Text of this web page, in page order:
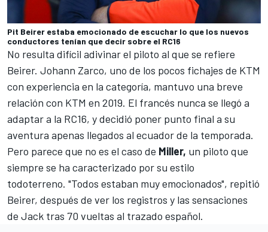
Pit Beirer estaba emocionado de escuchar lo que los nuevos
conductores tenían que decir sobre el RC16
No resulta difícil adivinar el piloto al que se refiere
Beirer. Johann Zarco, uno de los pocos fichajes de KTM
con experiencia en la categoría, mantuvo una breve
relación con KTM en 2019. El francés nunca se llegó a
adaptar a la RC16, y decidió poner punto final a su
aventura apenas llegados al ecuador de la temporada.
Pero parece que no es el caso de Miller, un piloto que
siempre se ha caracterizado por su estilo
todoterreno. "Todos estaban muy emocionados", repitió
Beirer, después de ver los registros y las sensaciones
de Jack tras 70 vueltas al trazado español.